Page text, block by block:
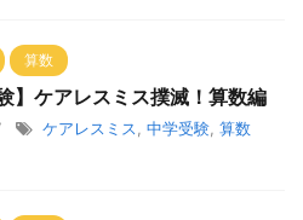
算数
】ケアレスミス撲滅！算数編
ケアレスミス 中学受験 算数